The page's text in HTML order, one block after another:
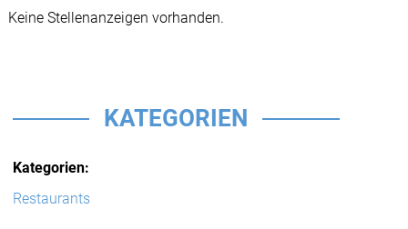
Keine Stellenanzeigen vorhanden.
KATEGORIEN
Kategorien:
Restaurants